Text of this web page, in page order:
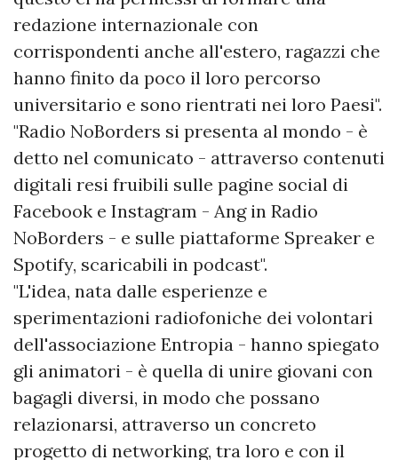
redazione internazionale con
corrispondenti anche all'estero, ragazzi che
hanno finito da poco il loro percorso
universitario e sono rientrati nei loro Paesi".
"Radio NoBorders si presenta al mondo - è
detto nel comunicato - attraverso contenuti
digitali resi fruibili sulle pagine social di
Facebook e Instagram - Ang in Radio
NoBorders - e sulle piattaforme Spreaker e
Spotify, scaricabili in podcast".
"L'idea, nata dalle esperienze e
sperimentazioni radiofoniche dei volontari
dell'associazione Entropia - hanno spiegato
gli animatori - è quella di unire giovani con
bagagli diversi, in modo che possano
relazionarsi, attraverso un concreto
progetto di networking, tra loro e con il